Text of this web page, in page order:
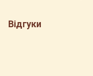
Відгуки